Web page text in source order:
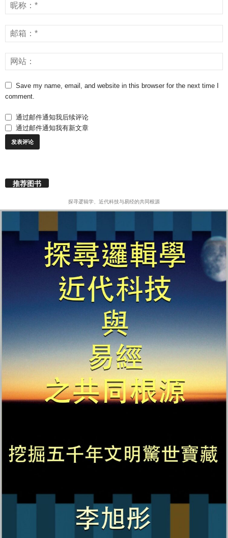
Save my name, email, and website in this browser for the next time I
comment.
通过邮件通知我后续评论
通过邮件通知我有新文章
推荐图书
探寻逻辑学、近代科技与易经的共同根源